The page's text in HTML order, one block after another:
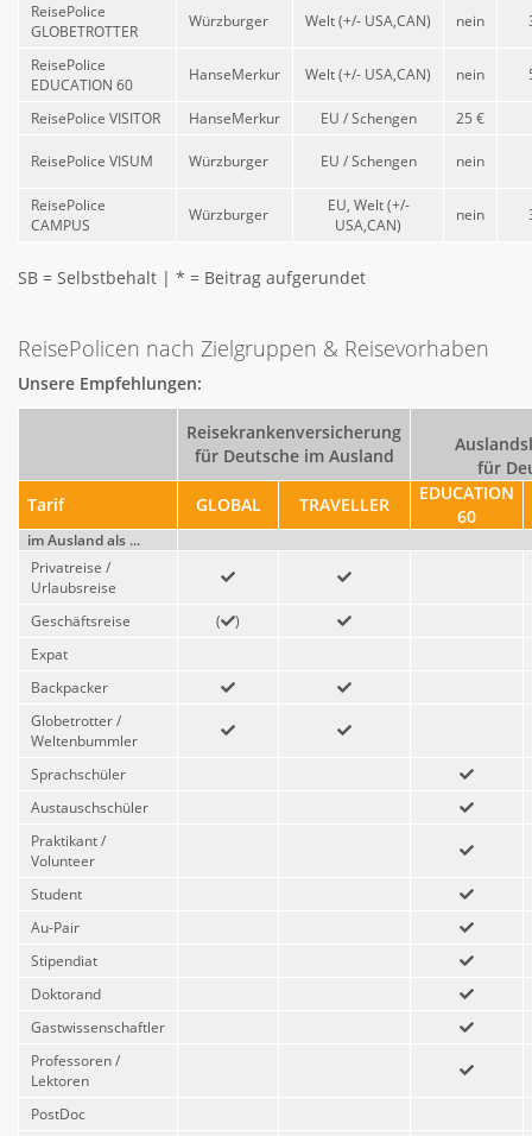
ReisePolice
GLOBETROTTER
Würzburger Welt (+/- USA,CAN) nein
ReisePolice
EDUCATION 60
HanseMerkur Welt (+/- USA,CAN) nein
ReisePolice VISITOR HanseMerkur EU / Schengen 25 €
ReisePolice VISUM Würzburger EU / Schengen nein
ReisePolice
CAMPUS
Würzburger
EU, Welt (+/-
USA,CAN)
nein
SB = Selbstbehalt | * = Beitrag aufgerundet
ReisePolicen nach Zielgruppen & Reisevorhaben
Unsere Empfehlungen:
Reisekrankenversicherung
für Deutsche im Ausland
für
Tarif
GLOBAL TRAVELLER
EDUCATION
60
im Ausland als ...
Privatreise /
Urlaubsreise
Geschäftsreise
(
)
Expat
Backpacker
Globetrotter /
Weltenbummler
Sprachschüler
Austauschschüler
Praktikant /
Volunteer
Student
Au-Pair
Stipendiat
Doktorand
Gastwissenschaftler
Professoren /
Lektoren
PostDoc